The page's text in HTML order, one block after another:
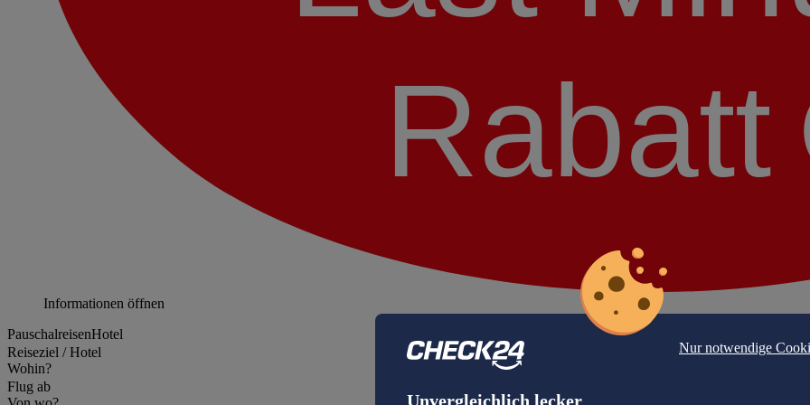
Nur notwendige
Unvergleichlich lecker
Rabatt
Informationen öffnen
PauschalreisenHotel
Reiseziel / Hotel
Wohin?
Flug ab